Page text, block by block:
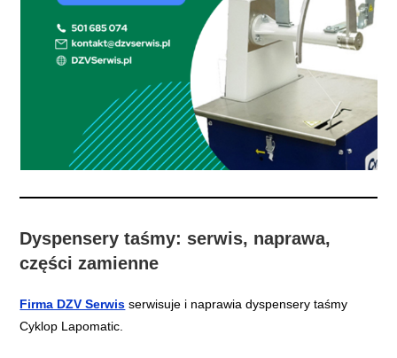
Dyspensery taśmy: serwis, naprawa,
części zamienne
Firma DZV Serwis serwisuje i naprawia dyspensery taśmy
Cyklop Lapomatic.